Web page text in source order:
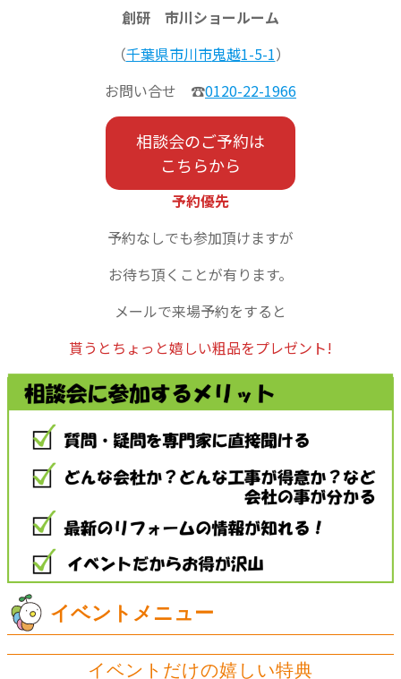
創研 市川ショールーム
（千葉県市川市鬼越1-5-1）
お問い合せ ☎0120-22-1966
相談会のご予約は
こちらから
予約優先
予約なしでも参加頂けますが
お待ち頂くことが有ります。
メールで来場予約をすると
貰うとちょっと嬉しい粗品をプレゼント!
イベントメニュー
イベントだけの嬉しい特典